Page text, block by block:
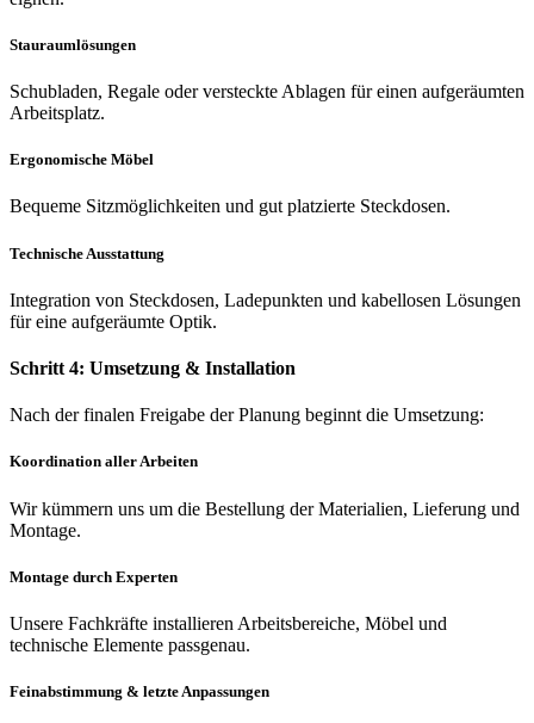
Stauraumlösungen
Schubladen, Regale oder versteckte Ablagen für einen aufgeräumten
Arbeitsplatz.
Ergonomische Möbel
Bequeme Sitzmöglichkeiten und gut platzierte Steckdosen.
Technische Ausstattung
Integration von Steckdosen, Ladepunkten und kabellosen Lösungen
für eine aufgeräumte Optik.
Schritt 4: Umsetzung & Installation
Nach der finalen Freigabe der Planung beginnt die Umsetzung:
Koordination aller Arbeiten
Wir kümmern uns um die Bestellung der Materialien, Lieferung und
Montage.
Montage durch Experten
Unsere Fachkräfte installieren Arbeitsbereiche, Möbel und
technische Elemente passgenau.
Feinabstimmung & letzte Anpassungen